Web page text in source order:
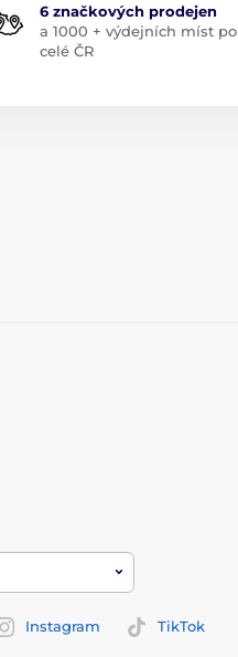
6 značkových prodejen
a 1000 + výdejních míst po
celé ČR
Instagram
TikTok